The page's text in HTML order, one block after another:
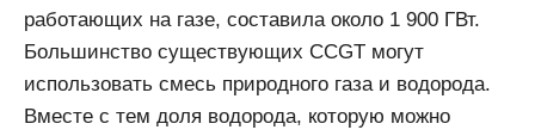
работающих на газе, составила около 1 900 ГВт.
Большинство существующих CCGT могут
использовать смесь природного газа и водорода.
Вместе с тем доля водорода, которую можно